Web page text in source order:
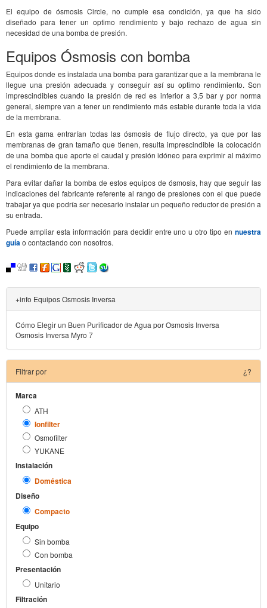
El equipo de ósmosis Circle, no cumple esa condición, ya que ha sido
diseñado para tener un optimo rendimiento y bajo rechazo de agua sin
necesidad de una bomba de presión.
Equipos Ósmosis con bomba
Equipos donde es instalada una bomba para garantizar que a la membrana le
llegue una presión adecuada y conseguir así su optimo rendimiento. Son
imprescindibles cuando la presión de red es inferior a 3,5 bar y por norma
general, siempre van a tener un rendimiento más estable durante toda la vida
de la membrana.
En esta gama entrarían todas las ósmosis de flujo directo, ya que por las
membranas de gran tamaño que tienen, resulta imprescindible la colocación
de una bomba que aporte el caudal y presión idóneo para exprimir al máximo
el rendimiento de la membrana.
Para evitar dañar la bomba de estos equipos de ósmosis, hay que seguir las
indicaciones del fabricante referente al rango de presiones con el que puede
trabajar ya que podría ser necesario instalar un pequeño reductor de presión a
su entrada.
Puede ampliar esta información para decidir entre uno u otro tipo en nuestra
guíao contactando con nosotros.
+info Equipos Osmosis Inversa
Cómo Elegir un Buen Purificador de Agua por Osmosis Inversa
Osmosis Inversa Myro 7
Filtrar por ¿?
Marca
ATH
Ionfilter
Osmofilter
YUKANE
Instalación
Doméstica
Diseño
Compacto
Equipo
Sin bomba
Con bomba
Presentación
Unitario
Filtración